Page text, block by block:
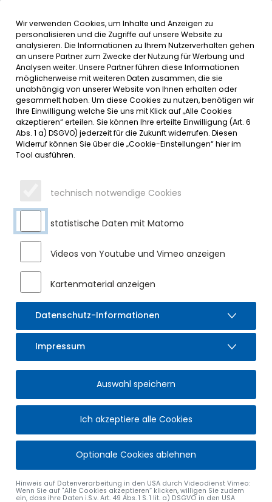
Inhalt der Seite anspringen
Informationen undMENÜ
SERVICE
OFFENE GANZTAGESSCHULE
(OGTS)
Ansprechpartner
ALEXANDRA HATT
Leitung Offene Ganztagsschule
Rathausplatz 4
87477 Sulzberg
08376 929119-30
EVA BRUNNER
Schulstraße 11
87477 Sulzberg
Tel.
08376 929119-30
gs-sulzberg .de
Wir verwenden Cookies, um Inhalte und Anzeigen zu
personalisieren und die Zugriffe auf unsere Website zu
analysieren. Die Informationen zu Ihrem Nutzerverhalten gehen
an unsere Partner zum Zwecke der Nutzung für Werbung und
Analysen weiter. Unsere Partner führen diese Informationen
möglicherweise mit weiteren Daten zusammen, die sie
unabhängig von unserer Website von Ihnen erhalten oder
gesammelt haben. Um diese Cookies zu nutzen, benötigen wir
Ihre Einwilligung welche Sie uns mit Klick auf „Alle Cookies
akzeptieren“ erteilen. Sie können Ihre erteilte Einwilligung (Art. 6
Abs. 1 a) DSGVO) jederzeit für die Zukunft widerrufen. Diesen
Widerruf können Sie über die „Cookie-Einstellungen“ hier im
Tool ausführen.
technisch notwendige Cookies
statistische Daten mit Matomo
Videos von Youtube und Vimeo anzeigen
Kartenmaterial anzeigen
Datenschutz-Informationen
Impressum
Auswahl speichern
Ich akzeptiere alle Cookies
Optionale Cookies ablehnen
Hinweis auf Datenverarbeitung in den USA durch Videodienst Vimeo:
Wenn Sie auf "Alle Cookies akzeptieren“ klicken, willigen Sie zudem
ein, dass ihre Daten i.S.v. Art. 49 Abs. 1 S. 1 lit. a) DSGVO in den USA